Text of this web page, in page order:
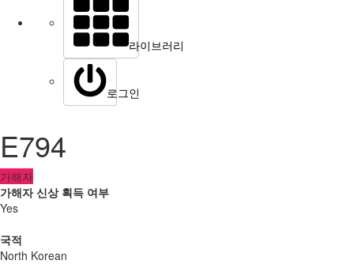
라이브러리
로그인
E794
가해자
가해자 신상 획득 여부
Yes
국적
North Korean